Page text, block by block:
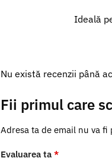
Ideală
Nu există recenzii până
Fii primul care
Adresa ta de email nu va fi
Evaluarea ta *